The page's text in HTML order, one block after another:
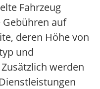
Fahrzeug
auf
deren Höhe von
und
werden